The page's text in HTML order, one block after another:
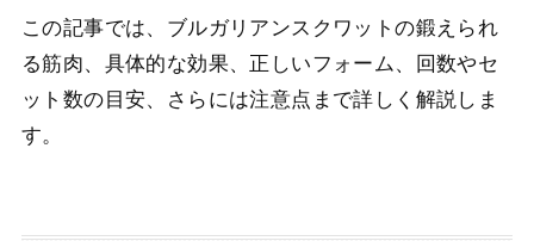
この記事では、ブルガリアンスクワットの鍛えられ
る筋肉、具体的な効果、正しいフォーム、回数やセ
ット数の目安、さらには注意点まで詳しく解説しま
す。